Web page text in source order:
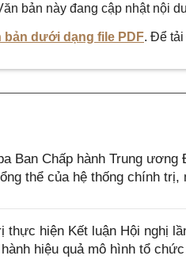
bản này đang cập nhật nội
bản dưới dạng file PDF. Để tải
Ban Chấp hành Trung
thể của hệ thống chính
thực hiện Kết luận Hội nghị
hiệu quả mô hình tổ